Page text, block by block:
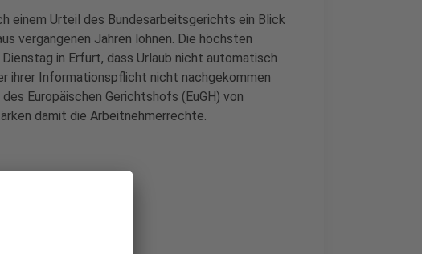
einem Urteil des Bundesarbeitsgerichts ein Blick
vergangenen Jahren lohnen. Die höchsten
in Erfurt, dass Urlaub nicht automatisch
ihrer Informationspflicht nicht nachgekommen
Europäischen Gerichtshofs (EuGH) von
damit die Arbeitnehmerrechte.